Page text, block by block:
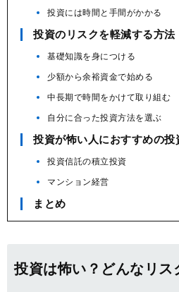
投資には時間と手間がかかる
投資のリスクを軽減する方法
基礎知識を身につける
少額から余裕資金で始める
中長期で時間をかけて取り組む
自分に合った投資方法を選ぶ
投資が怖い人におすすめの投
投資信託の積立投資
マンション経営
まとめ
投資は怖い？どんなリス